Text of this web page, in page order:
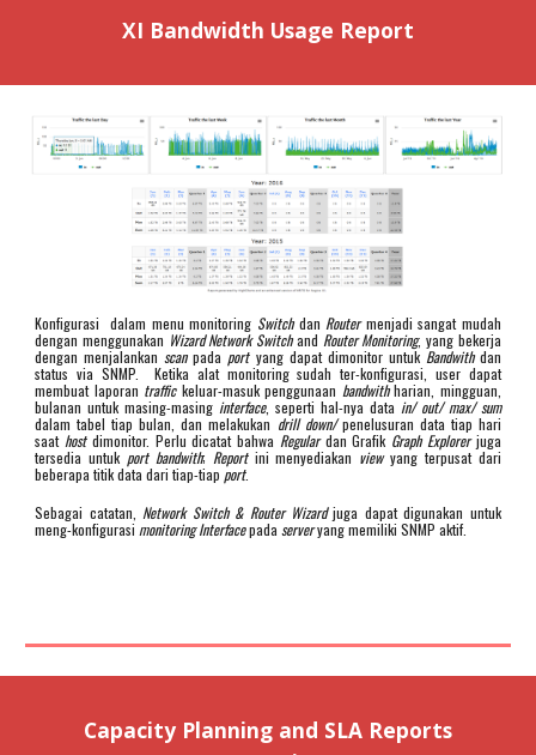
XI Bandwidth Usage Report
Konfigurasi dalam menu monitoring Switchdan Routermenjadi sangat mudah
dengan menggunakan Wizard Network Switchand Router Monitoring, yang bekerja
dengan menjalankanscanpada portyang dapat dimonitor untuk Bandwithdan
status via SNMP. Ketika alat monitoring sudah ter-konfigurasi, user dapat
membuat laporan traffickeluar-masuk penggunaan bandwithharian, mingguan,
bulanan untuk masing-masing interface, seperti hal-nya data in/ out/ max/ sum
dalam tabel tiap bulan, dan melakukan drill down/penelusuran data tiap hari
saat hostdimonitor. Perlu dicatat bahwa Regulardan Grafik Graph Explorerjuga
tersedia untuk port bandwith; Reportini menyediakan viewyang terpusat dari
beberapa titik data dari tiap-tiap port.
Sebagai catatan, Network Switch & Router Wizardjuga dapat digunakan untuk
meng-konfigurasi monitoring Interfacepadaserveryang memiliki SNMP aktif.
Capacity Planning and SLA Reports